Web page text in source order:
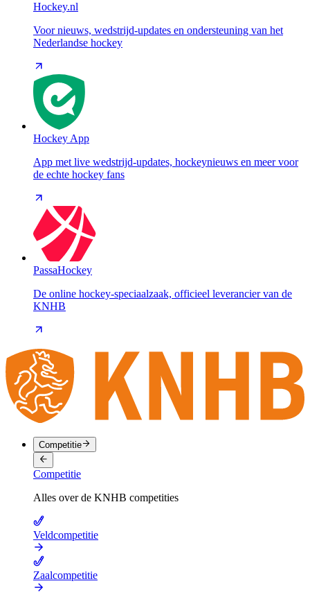
Hockey.nl
Voor nieuws, wedstrijd-updates en ondersteuning van het
Nederlandse hockey
Hockey App
App met live wedstrijd-updates, hockeynieuws en meer voor
de echte hockey fans
PassaHockey
De online hockey-speciaalzaak, officieel leverancier van de
KNHB
Competitie
Competitie
Alles over de KNHB competities
Veldcompetitie
Zaalcompetitie